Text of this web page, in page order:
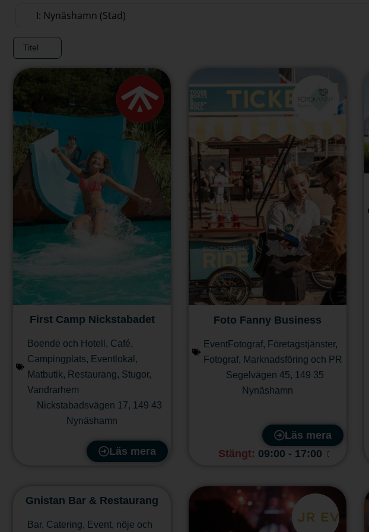
Titel
First Camp Nickstabadet
Boende och Hotell , Café,
Campingplats, Eventlokal ,
Matbutik, Restaurang, Stugor,
Vandrarhem
Nickstabadsvägen 17, 149 43
Nynäshamn
Läs mera
Foto Fanny Business
EventFotograf, Företagstjänster,
Fotograf, Marknadsföring och PR
Segelvägen 45, 149 35
Nynäshamn
Läs mera
Stängt: 09:00 - 17:00
Gnistan Bar & Restaurang
Bar, Catering, Event, nöje och